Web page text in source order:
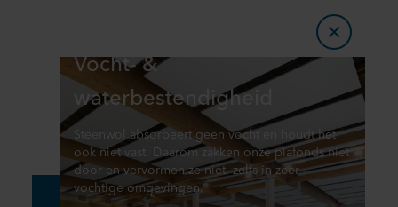
Vocht- &
waterbestendigheid
Steenwol absorbeert geen vocht en houdt het
ook niet vast. Daarom zakken onze plafonds niet
door en vervormen ze niet, zelfs in zeer
vochtige omgevingen.